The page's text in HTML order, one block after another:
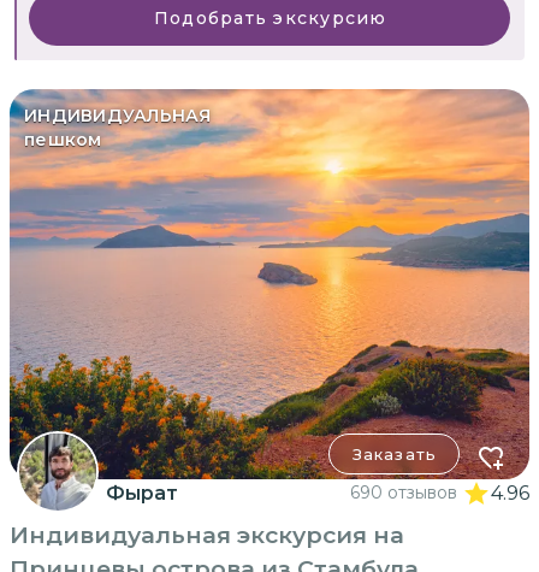
Подобрать экскурсию
ИНДИВИДУАЛЬНАЯ
пешком
Заказать
Фырат 690 отзывов 4.96
Индивидуальная экскурсия на